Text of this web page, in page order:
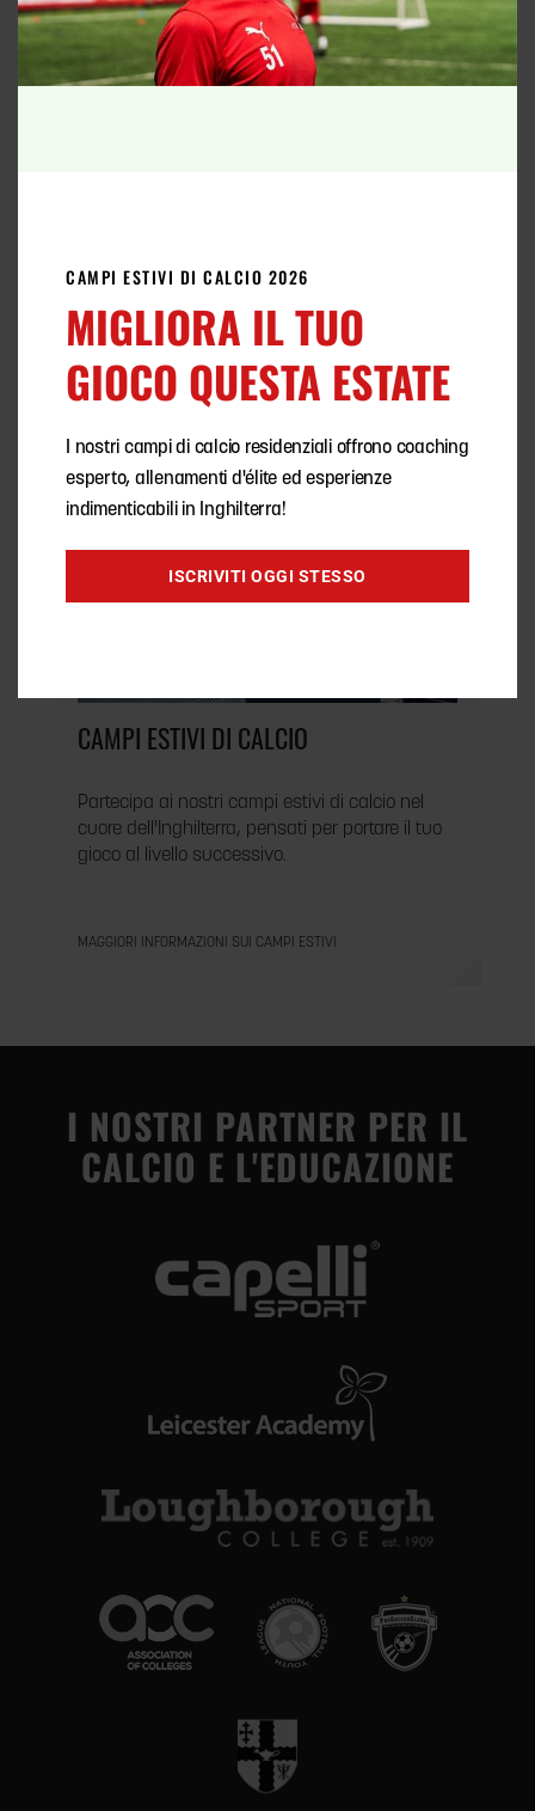
Alla FCV International Football Academy
CAMPI ESTIVI DI CALCIO
Partecipa ai nostri campi estivi di calcio nel
cuore dell'Inghilterra, pensati per portare il tuo
gioco al livello successivo.
MAGGIORI INFORMAZIONI SUI CAMPI ESTIVI
I NOSTRI PARTNER PER IL
CALCIO E L'EDUCAZIONE
CAMPI ESTIVI DI CALCIO 2026
MIGLIORA IL TUO
GIOCO QUESTA ESTATE
I nostri campi di calcio residenziali offrono coaching
esperto, allenamenti d'élite ed esperienze
indimenticabili in Inghilterra!
ISCRIVITI OGGI STESSO